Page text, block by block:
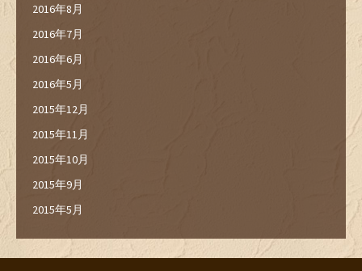
2016年8月
2016年7月
2016年6月
2016年5月
2015年12月
2015年11月
2015年10月
2015年9月
2015年5月